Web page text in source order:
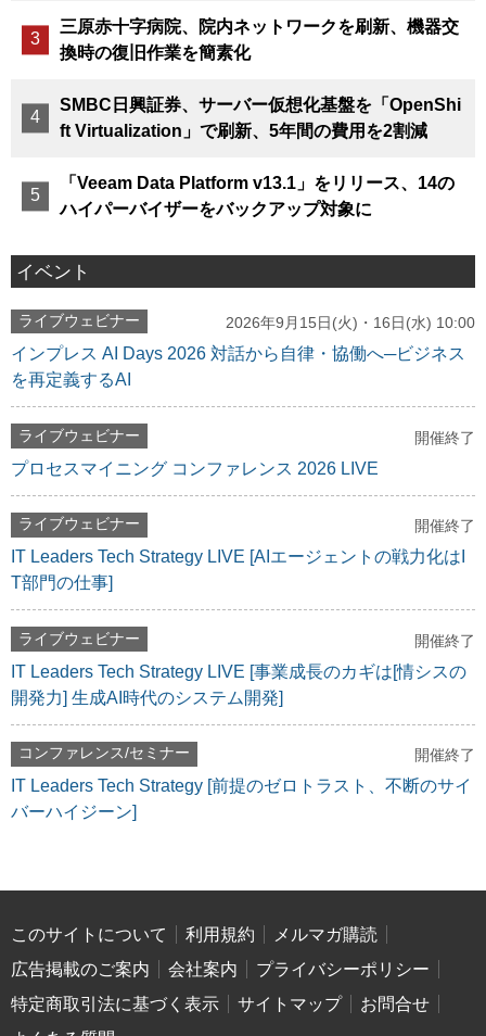
三原赤十字病院、院内ネットワークを刷新、機器交
換時の復旧作業を簡素化
SMBC日興証券、サーバー仮想化基盤を「OpenShi
ft Virtualization」で刷新、5年間の費用を2割減
「Veeam Data Platform v13.1」をリリース、14の
ハイパーバイザーをバックアップ対象に
イベント
ライブウェビナー 2026年9月15日(火)・16日(水) 10:00
インプレス AI Days 2026 対話から自律・協働へ─ビジネス
を再定義するAI
ライブウェビナー 開催終了
プロセスマイニング コンファレンス 2026 LIVE
ライブウェビナー 開催終了
IT Leaders Tech Strategy LIVE [AIエージェントの戦力化はI
T部門の仕事]
ライブウェビナー 開催終了
IT Leaders Tech Strategy LIVE [事業成長のカギは[情シスの
開発力] 生成AI時代のシステム開発]
コンファレンス/セミナー 開催終了
IT Leaders Tech Strategy [前提のゼロトラスト、不断のサイ
バーハイジーン]
このサイトについて 利用規約
メルマガ購読
広告掲載のご案内
会社案内
プライバシーポリシー
特定商取引法に基づく表示
サイトマップ
お問合せ